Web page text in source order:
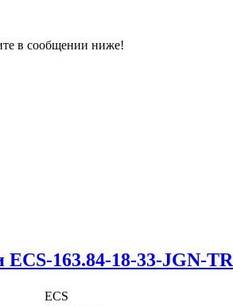
в сообщении ниже!
163.84-18-33-JGN-TR
ECS